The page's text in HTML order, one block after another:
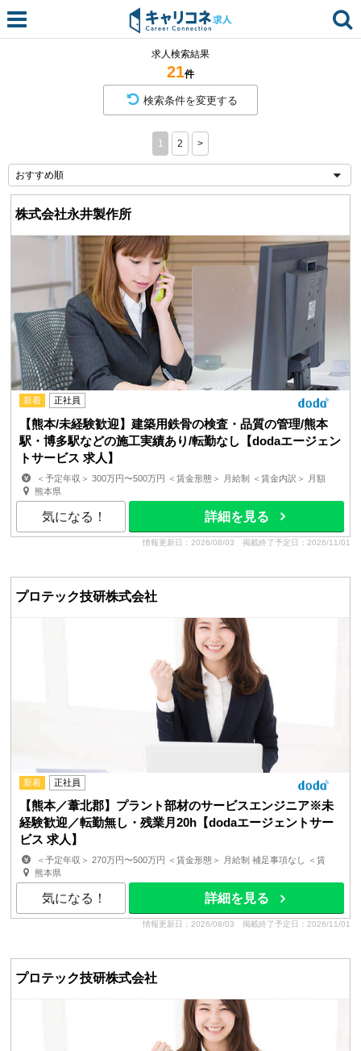
求人検索結果
21件
検索条件を変更する
1 2 >
株式会社永井製作所
新着 正社員
【熊本/未経験歓迎】建築用鉄骨の検査・品質の管理/熊本
駅・博多駅などの施工実績あり/転勤なし【dodaエージェン
トサービス 求人】
＜予定年収＞ 300万円〜500万円 ＜賃金形態＞ 月給制 ＜賃金内訳＞ 月額
（基本給）：214,285円〜357,142円 ＜月給＞ 2...
熊本県
気になる！ 詳細を見る
情報更新日：2026/08/03 掲載終了予定日：2026/11/01
プロテック技研株式会社
新着 正社員
【熊本／葦北郡】プラント部材のサービスエンジニア※未
経験歓迎／転勤無し・残業月20h【dodaエージェントサー
ビス 求人】
＜予定年収＞ 270万円〜500万円 ＜賃金形態＞ 月給制 補足事項なし ＜賃
金内訳＞ 月額（基本給）：180,000円〜258,000円 ...
熊本県
気になる！ 詳細を見る
情報更新日：2026/08/03 掲載終了予定日：2026/11/01
プロテック技研株式会社